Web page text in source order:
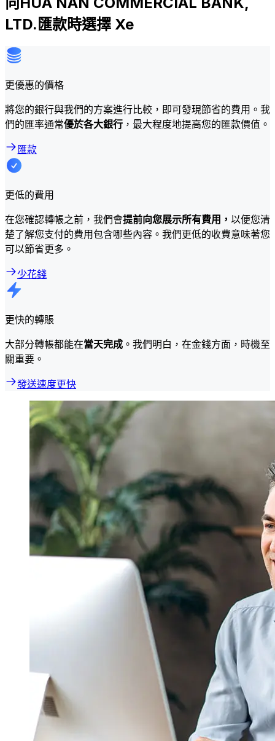
LTD.匯款時選擇 Xe
更優惠的價格
將您的銀行與我們的方案進行比較，即可發現節省的費用。我
們的匯率通常優於各大銀行 ，最大程度地提高您的匯款價值。
匯款
更低的費用
在您確認轉帳之前，我們會提前向您展示所有費用， 以便您清
楚了解您支付的費用包含哪些內容。我們更低的收費意味著您
可以節省更多。
少花錢
更快的轉賬
大部分轉帳都能在當天完成 。我們明白，在金錢方面，時機至
關重要。
發送速度更快